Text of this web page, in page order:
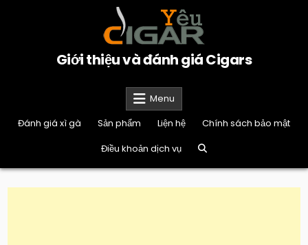
Giới thiệu và đánh giá Cigars
Menu
Đánh giá xì gà
Sản phẩm Liện hệ
Chính sách bảo mật
Điều khoản dịch vụ